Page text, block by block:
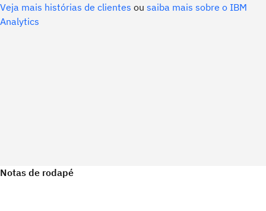
Veja mais histórias de clientes ou saiba mais sobre o IBM
Analytics
Notas de rodapé